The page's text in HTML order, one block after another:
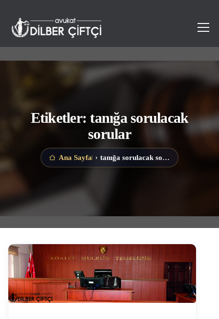
Etiketler: tanığa sorulacak
sorular
Ana Sayfa › tanığa sorulacak sorular